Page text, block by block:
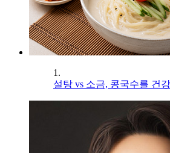
1.
설탕 vs 소금, 콩국수를 건